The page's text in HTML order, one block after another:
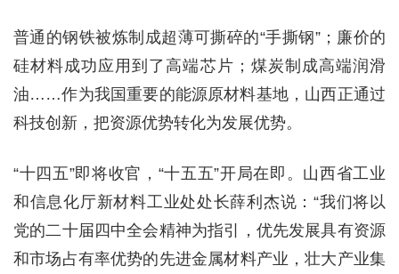
普通的钢铁被炼制成超薄可撕碎的“手撕钢”；廉价的
硅材料成功应用到了高端芯片；煤炭制成高端润滑
油……作为我国重要的能源原材料基地，山西正通过
科技创新，把资源优势转化为发展优势。
“十四五”即将收官，“十五五”开局在即。山西省工业
和信息化厅新材料工业处处长薛利杰说：“我们将以
党的二十届四中全会精神为指引，优先发展具有资源
和市场占有率优势的先进金属材料产业，壮大产业集